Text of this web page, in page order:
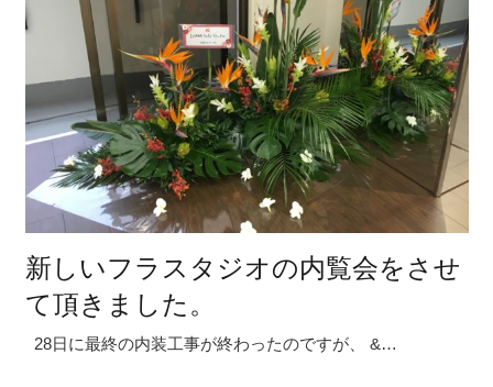
新しいフラスタジオの内覧会をさせ
て頂きました。
28日に最終の内装工事が終わったのですが、 &…